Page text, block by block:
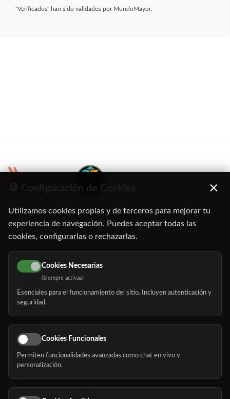
"Verificados" han sido validados por MundoMayor.
C/ Oruro, 11. 28016 Madrid
91 345 06 26
616 113 103
hola@mundomayor.com
Buscador de residencias
Eventos
Nosotros
🍪 Configuración de Cookies ×
Utilizamos cookies propias y de terceros para mejorar tu
experiencia de navegación. Puedes aceptar todas las
cookies, configurarlas o rechazarlas.
Cookies Necesarias
(Siempre activas)
Esenciales para el funcionamiento del sitio. Incluyen autenticación y
seguridad.
Cookies Funcionales
Permiten funcionalidades avanzadas como chat en vivo y
personalización.